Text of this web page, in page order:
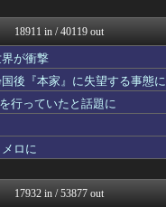
乃木坂46まとめ 乃木りん...
敵な鬼女様
難にあってもの申す！！
んJクエスト
ギ速
ビット速報
ぞくちゃんねる
ボールパーク速報 海外の反...
18911 in / 40119 out
が衝撃
後『本家』に失望する事態に
行っていたと話題に
ロに
17932 in / 53877 out